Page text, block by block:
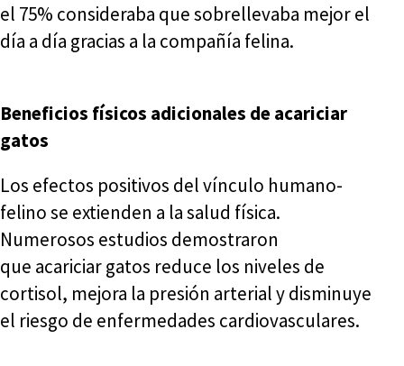
el 75% consideraba que sobrellevaba mejor el
día a día gracias a la compañía felina.
Beneficios físicos adicionales de acariciar
gatos
Los efectos positivos del vínculo humano-
felino se extienden a la salud física.
Numerosos estudios demostraron
que acariciar gatos reduce los niveles de
cortisol, mejora la presión arterial y disminuye
el riesgo de enfermedades cardiovasculares.